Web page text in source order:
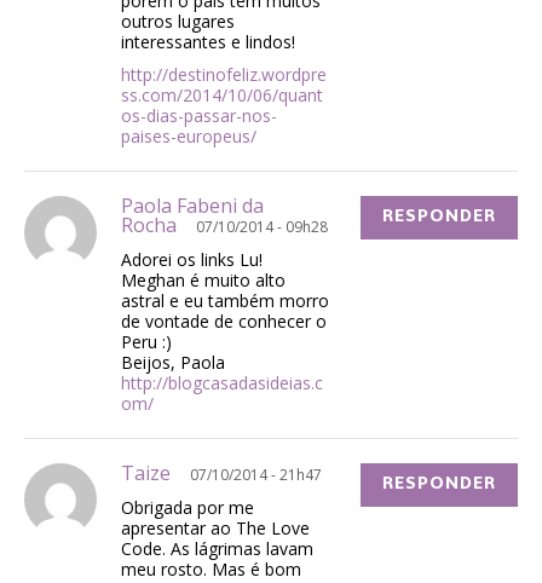
outros lugares
interessantes e lindos!
http://destinofeliz.wordpre
ss.com/2014/10/06/quant
os-dias-passar-nos-
paises-europeus/
Paola Fabeni da
Rocha 07/10/2014 - 09h28
Adorei os links Lu!
Meghan é muito alto
astral e eu também morro
de vontade de conhecer o
Peru :)
Beijos, Paola
http://blogcasadasideias.c
om/
RESPONDER
Taize 07/10/2014 - 21h47
Obrigada por me
apresentar ao The Love
Code. As lágrimas lavam
meu rosto. Mas é bom
RESPONDER